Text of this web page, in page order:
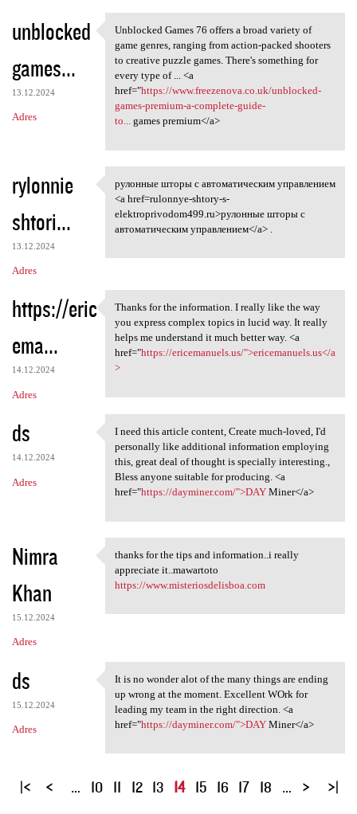
unblocked
games...
13.12.2024
Adres
Unblocked Games 76 offers a
Unblocked Games 76 offers a broad variety of
game genres, ranging from action-packed shooters
to creative puzzle games. There's something for
every type of ... <a
href="https://www.freezenova.co.uk/unblocked-
games-premium-a-complete-guide-
to...
games premium</a>
rylonnie
shtori...
13.12.2024
Adres
рулонные шторы с
рулонные шторы с автоматическим управлением
<a href=rulonnye-shtory-s-
elektroprivodom499.ru>рулонные шторы с
автоматическим управлением</a> .
https://eric
ema...
14.12.2024
Adres
Thanks for the information. I
Thanks for the information. I really like the way
you express complex topics in lucid way. It really
helps me understand it much better way. <a
href="https://ericemanuels.us/">ericemanuels.us</a
>
ds
14.12.2024
Adres
I need this article content,
I need this article content, Create much-loved, I'd
personally like additional information employing
this, great deal of thought is specially interesting.,
Bless anyone suitable for producing. <a
href="https://dayminer.com/">DAYMiner</a>
Nimra
Khan
15.12.2024
Adres
thanks for the tips and
thanks for the tips and information..i really
appreciate it..mawartoto
https://www.misteriosdelisboa.com
ds
15.12.2024
Adres
It is no wonder alot of the
It is no wonder alot of the many things are ending
up wrong at the moment. Excellent WOrk for
leading my team in the right direction. <a
href="https://dayminer.com/">DAYMiner</a>
S
… 10 11 12 13 14 15 16 17 18 …